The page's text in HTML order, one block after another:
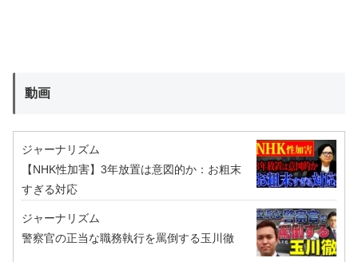
動画
ジャーナリズム
【NHK性加害】3年放置は意図的か：お粗末
すぎる対応
ジャーナリズム
警察官の正当な職務執行を罵倒する玉川徹